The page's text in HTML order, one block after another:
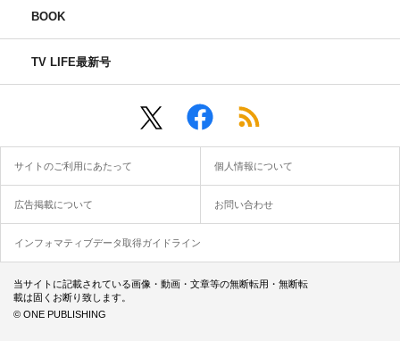
BOOK
TV LIFE最新号
サイトのご利用にあたって 個人情報について
広告掲載について お問い合わせ
インフォマティブデータ取得ガイドライン
当サイトに記載されている画像・動画・文章等の無断転用・無断転
載は固くお断り致します。
© ONE PUBLISHING